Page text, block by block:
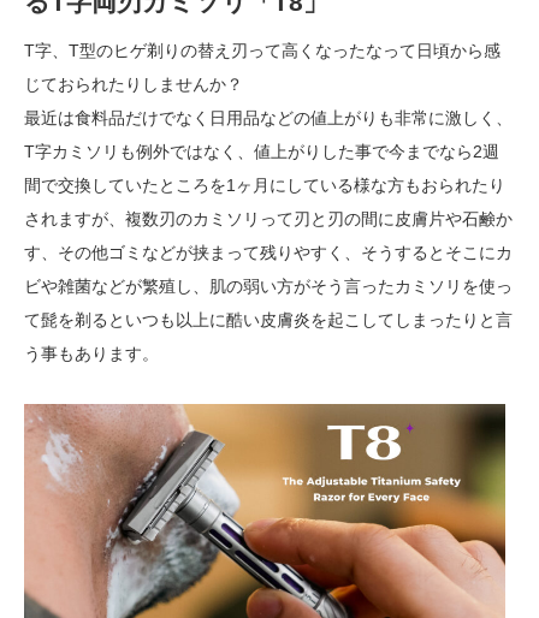
T字、T型のヒゲ剃りの替え刃って高くなったなって日頃から感
じておられたりしませんか？
最近は食料品だけでなく日用品などの値上がりも非常に激しく、
T字カミソリも例外ではなく、値上がりした事で今までなら2週
間で交換していたところを1ヶ月にしている様な方もおられたり
されますが、複数刃のカミソリって刃と刃の間に皮膚片や石鹸か
す、その他ゴミなどが挟まって残りやすく、そうするとそこにカ
ビや雑菌などが繁殖し、肌の弱い方がそう言ったカミソリを使っ
て髭を剃るといつも以上に酷い皮膚炎を起こしてしまったりと言
う事もあります。